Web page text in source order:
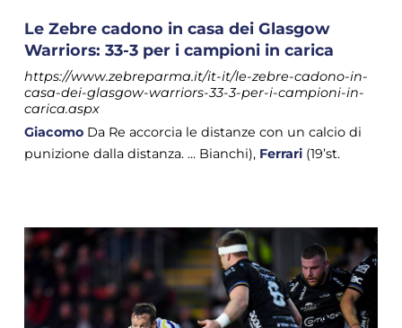
Le Zebre cadono in casa dei Glasgow
Warriors: 33-3 per i campioni in carica
https://www.zebreparma.it/it-it/le-zebre-cadono-in-
casa-dei-glasgow-warriors-33-3-per-i-campioni-in-
carica.aspx
GiacomoDa Re accorcia le distanze con un calcio di
punizione dalla distanza. ... Bianchi), Ferrari(19’st.